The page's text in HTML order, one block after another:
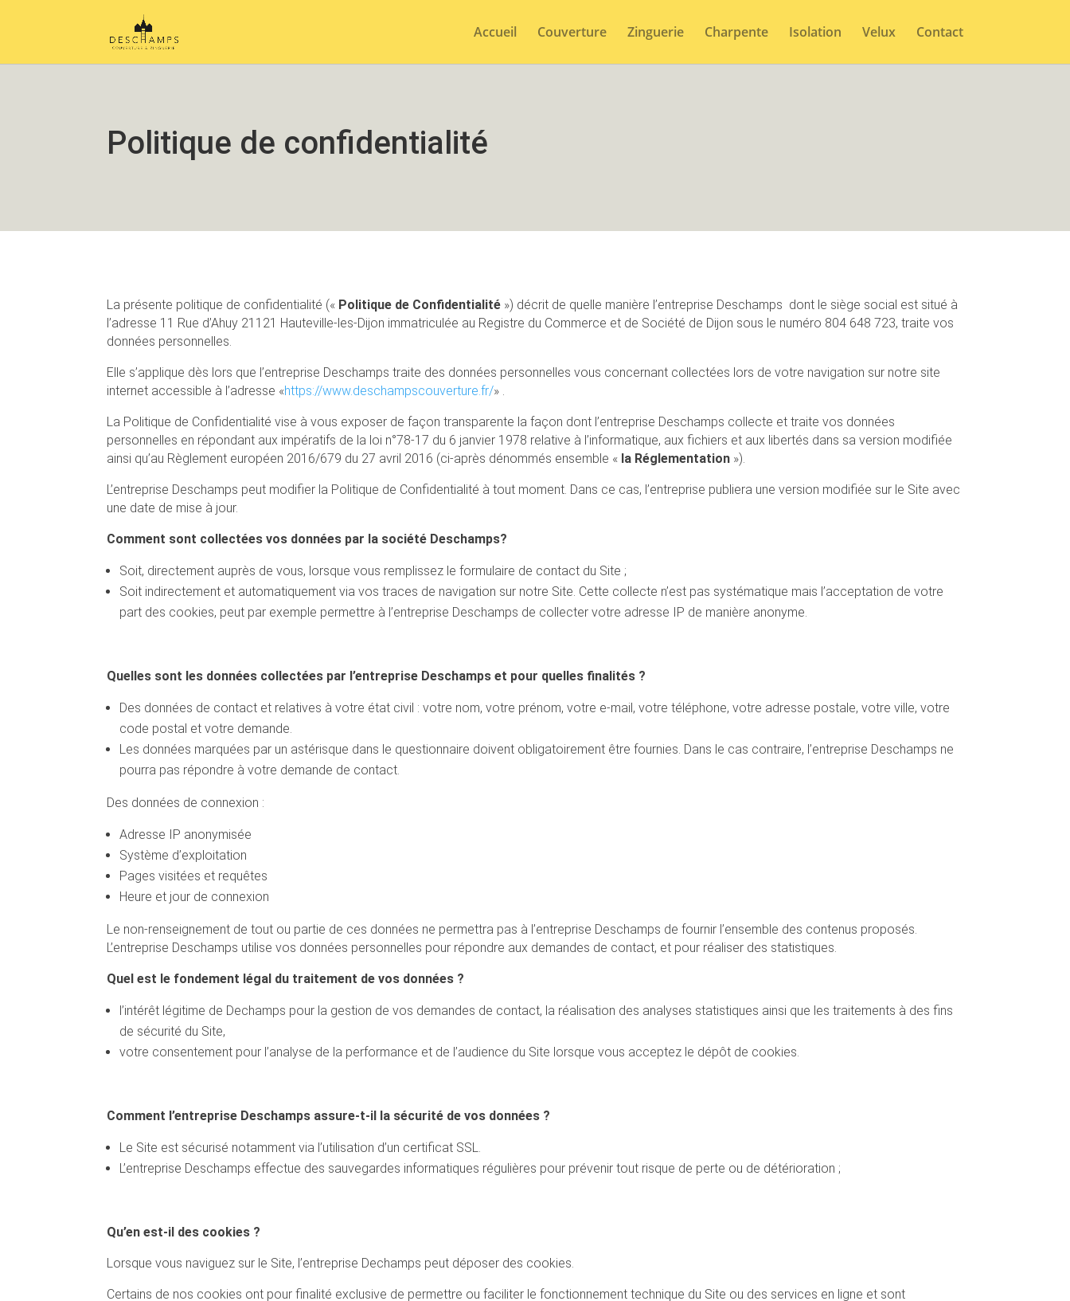
Accueil Couverture Zinguerie Charpente Isolation Velux Contact
Politique de confidentialité
La présente politique de confidentialité (« Politique de Confidentialité ») décrit de quelle manière l’entreprise Deschamps dont le siège social est situé à
l’adresse 11 Rue d’Ahuy 21121 Hauteville-les-Dijon immatriculée au Registre du Commerce et de Société de Dijon sous le numéro 804 648 723, traite vos
données personnelles.
Elle s’applique dès lors que l’entreprise Deschamps traite des données personnelles vous concernant collectées lors de votre navigation sur notre site
internet accessible à l’adresse «https://www.deschampscouverture.fr/» .
La Politique de Confidentialité vise à vous exposer de façon transparente la façon dont l’entreprise Deschamps collecte et traite vos données
personnelles en répondant aux impératifs de la loi n°78-17 du 6 janvier 1978 relative à l’informatique, aux fichiers et aux libertés dans sa version modifiée
ainsi qu’au Règlement européen 2016/679 du 27 avril 2016 (ci-après dénommés ensemble « la Réglementation »).
L’entreprise Deschamps peut modifier la Politique de Confidentialité à tout moment. Dans ce cas, l’entreprise publiera une version modifiée sur le Site avec
une date de mise à jour.
Comment sont collectées vos données par la société Deschamps?
Soit, directement auprès de vous, lorsque vous remplissez le formulaire de contact du Site ;
Soit indirectement et automatiquement via vos traces de navigation sur notre Site. Cette collecte n’est pas systématique mais l’acceptation de votre
part des cookies, peut par exemple permettre à l’entreprise Deschamps de collecter votre adresse IP de manière anonyme.
Quelles sont les données collectées par l’entreprise Deschamps et pour quelles finalités ?
Des données de contact et relatives à votre état civil : votre nom, votre prénom, votre e-mail, votre téléphone, votre adresse postale, votre ville, votre
code postal et votre demande.
Les données marquées par un astérisque dans le questionnaire doivent obligatoirement être fournies. Dans le cas contraire, l’entreprise Deschamps ne
pourra pas répondre à votre demande de contact.
Des données de connexion :
Adresse IP anonymisée
Système d’exploitation
Pages visitées et requêtes
Heure et jour de connexion
Le non-renseignement de tout ou partie de ces données ne permettra pas à l’entreprise Deschamps de fournir l’ensemble des contenus proposés.
L’entreprise Deschamps utilise vos données personnelles pour répondre aux demandes de contact, et pour réaliser des statistiques.
Quel est le fondement légal du traitement de vos données ?
l’intérêt légitime de Dechamps pour la gestion de vos demandes de contact, la réalisation des analyses statistiques ainsi que les traitements à des fins
de sécurité du Site,
votre consentement pour l’analyse de la performance et de l’audience du Site lorsque vous acceptez le dépôt de cookies.
Comment l’entreprise Deschamps assure-t-il la sécurité de vos données ?
Le Site est sécurisé notamment via l’utilisation d’un certificat SSL.
L’entreprise Deschamps effectue des sauvegardes informatiques régulières pour prévenir tout risque de perte ou de détérioration ;
Qu’en est-il des cookies ?
Lorsque vous naviguez sur le Site, l’entreprise Dechamps peut déposer des cookies.
Certains de nos cookies ont pour finalité exclusive de permettre ou faciliter le fonctionnement technique du Site ou des services en ligne et sont